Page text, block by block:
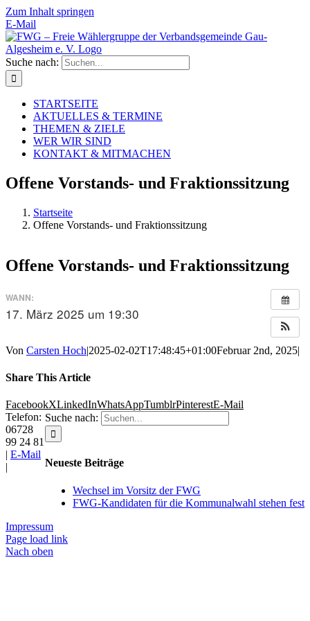
Zum Inhalt springen
E-Mail
Suche nach:
STARTSEITE
AKTUELLES & TERMINE
THEMEN & ZIELE
WER WIR SIND
KONTAKT & MITMACHEN
Offene Vorstands- und Fraktionssitzung
Startseite
Offene Vorstands- und Fraktionssitzung
Offene Vorstands- und Fraktionssitzung
WANN:
17. März 2025 um 19:30
Von Carsten Hoch|2025-02-02T17:48:45+01:00Februar 2nd, 2025|
Share This Article
FacebookXLinkedInWhatsAppTumblrPinterestE-Mail
Suche nach:
Neueste Beiträge
Wechsel im Vorsitz der FWG
FWG-Kandidaten für die Kommunalwahl stehen fest
Telefon:
06728
99 24 81
| E-Mail
|
Impressum
Page load link
Nach oben